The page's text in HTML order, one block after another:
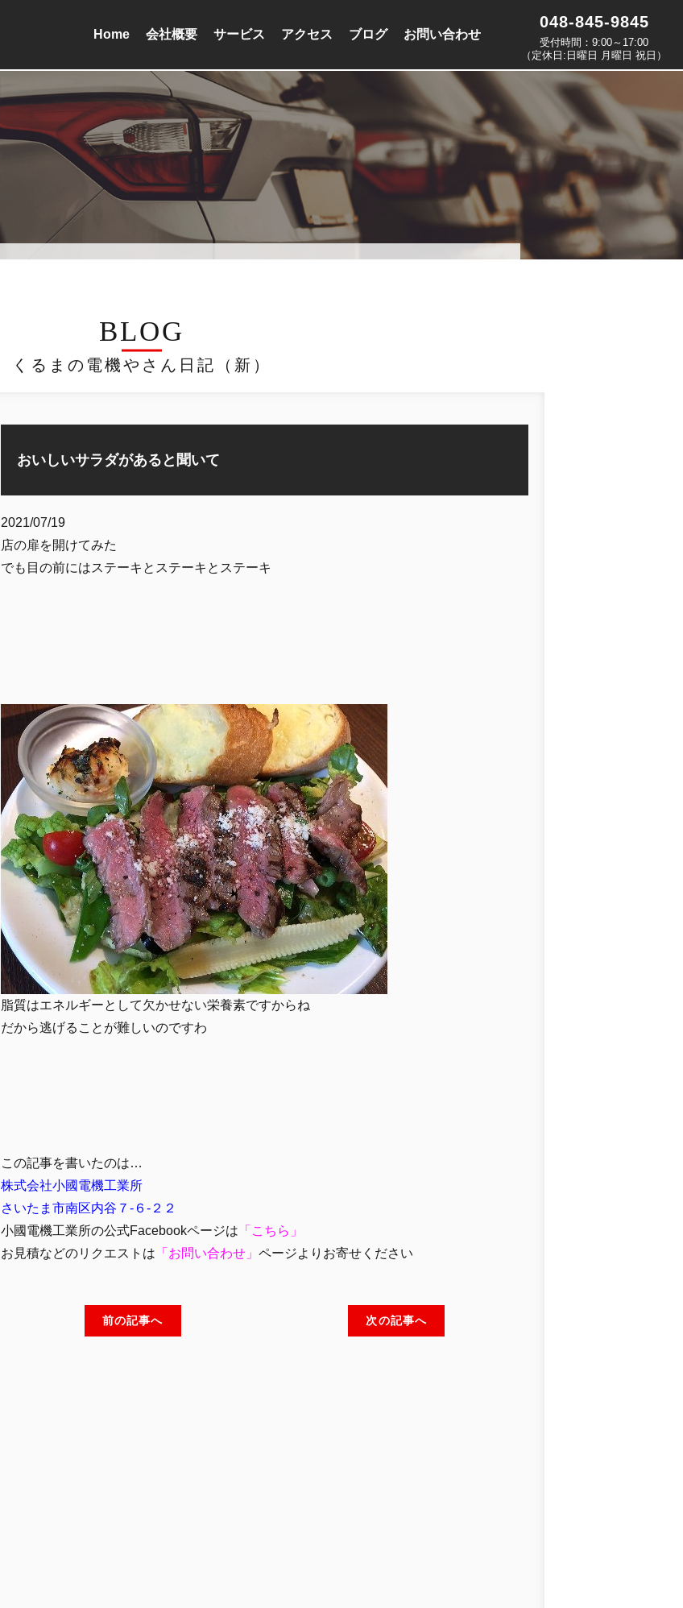
Home 会社概要 サービス アクセス ブログ お問い合わせ
048-845-9845
受付時間：9:00～17:00
（定休日:日曜日 月曜日 祝日）
BLOG
くるまの電機やさん日記（新）
おいしいサラダがあると聞いて
2021/07/19
店の扉を開けてみた
でも目の前にはステーキとステーキとステーキ
脂質はエネルギーとして欠かせない栄養素ですからね
だから逃げることが難しいのですわ
この記事を書いたのは…
株式会社小國電機工業所
さいたま市南区内谷７-６-２２
小國電機工業所の公式Facebookページは 「 こちら」
お見積などのリクエストは 「 お問い合わせ 」 ページよりお寄せください
前の記事へ 次の記事へ